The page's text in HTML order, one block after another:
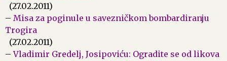
(27.02.2011)
– Misa za poginule u savezničkom bombardiranju
Trogira
(27.02.2011)
–Vladimir Gredelj, Josipoviću: Ogradite se od likova